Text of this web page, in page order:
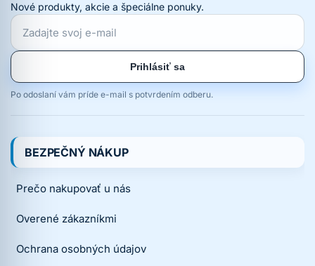
Nové produkty, akcie a špeciálne ponuky.
Prihlásiť sa
Po odoslaní vám príde e-mail s potvrdením odberu.
BEZPEČNÝ NÁKUP
Prečo nakupovať u nás
Overené zákazníkmi
Ochrana osobných údajov